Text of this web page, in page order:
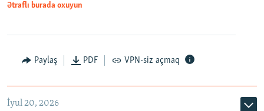
Auto
Ətraflı burada oxuyun
Paylaş PDF VPN-siz açmaq
İyul 20, 2026